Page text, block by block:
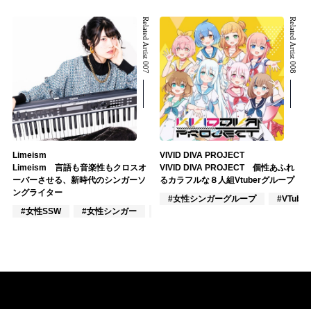
Related Artist 007
Limeism
Limeism 言語も音楽性もクロスオ
ーバーさせる、新時代のシンガーソ
ングライター
#女性SSW
#女性シンガー
Related Artist 008
VIVID DIVA PROJECT
VIVID DIVA PROJECT 個性あふれ
るカラフルな８人組Vtuberグループ
#女性シンガーグループ